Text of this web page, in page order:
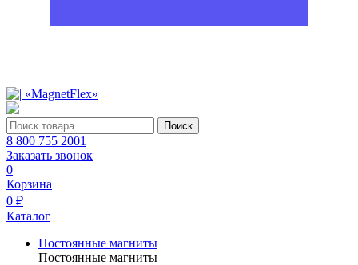
Поиск
8 800 755 2001
Заказать звонок
0
Корзина
0 ₽
Каталог
Постоянные магниты
Постоянные магниты